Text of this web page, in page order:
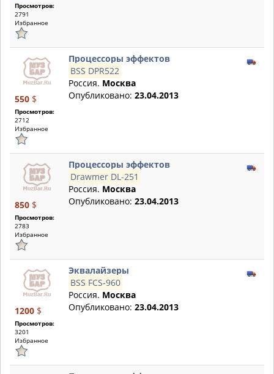
Просмотров:
2791
Избранное
550 $
Просмотров:
2712
Избранное
Процессоры эффектов
BSS DPR522
Россия. Москва
Опубликовано: 23.04.2013
850 $
Просмотров:
2783
Избранное
Процессоры эффектов
Drawmer DL-251
Россия. Москва
Опубликовано: 23.04.2013
1200 $
Просмотров:
3201
Избранное
Эквалайзеры
BSS FCS-960
Россия. Москва
Опубликовано: 23.04.2013